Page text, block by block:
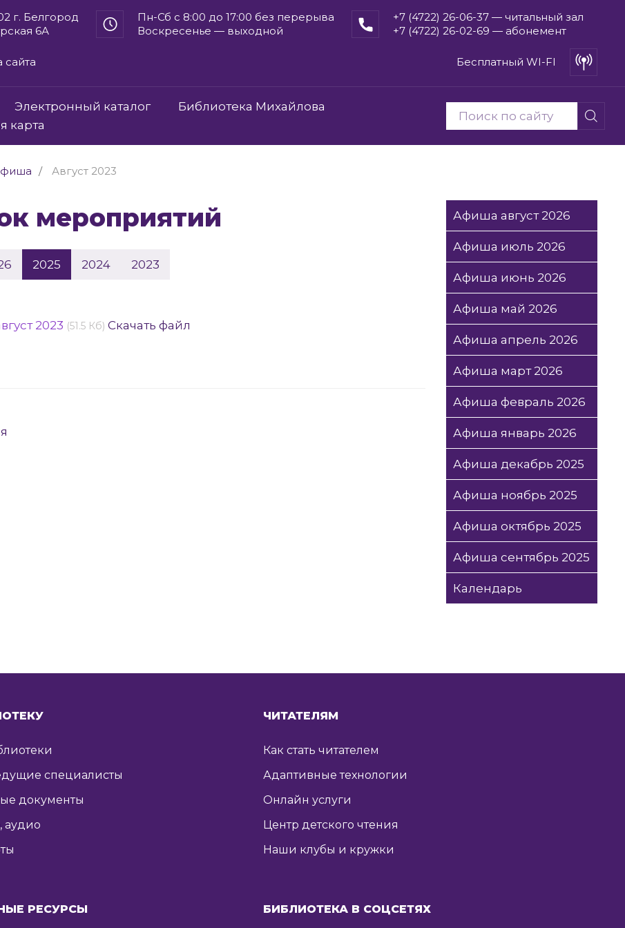
г. Белгород
6А
Пн-Сб с 8:00 до 17:00 без перерыва
Воскресенье — выходной
+7 (4722) 26-06-37 — читальный зал
+7 (4722) 26-02-69 — абонемент
сайта Бесплатный WI-FI
Электронный каталог
Библиотека Михайлова
карта
Август 2023
мероприятий
2025 2024 2023
2023 (51.5 Кб) Скачать файл
Афиша август 2026
Афиша июль 2026
Афиша июнь 2026
Афиша май 2026
Афиша апрель 2026
Афиша март 2026
Афиша февраль 2026
Афиша январь 2026
Афиша декабрь 2025
Афиша ноябрь 2025
Афиша октябрь 2025
Афиша сентябрь 2025
Календарь
специалисты
документы
аудио
ЧИТАТЕЛЯМ
Как стать читателем
Адаптивные технологии
Онлайн услуги
Центр детского чтения
Наши клубы и кружки
РЕСУРСЫ БИБЛИОТЕКА В СОЦСЕТЯХ